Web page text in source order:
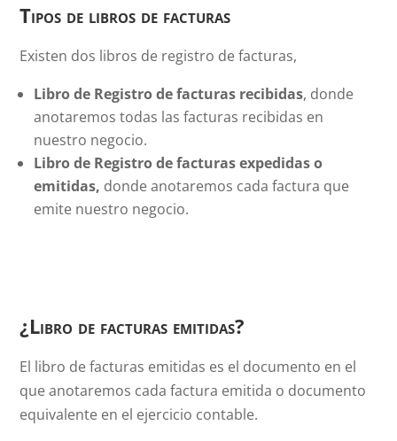
Tipos de libros de facturas
Existen dos libros de registro de facturas,
Libro de Registro de facturas recibidas, donde
anotaremos todas las facturas recibidas en
nuestro negocio.
Libro de Registro de facturas expedidas o
emitidas, donde anotaremos cada factura que
emite nuestro negocio.
¿Libro de facturas emitidas?
El libro de facturas emitidas es el documento en el
que anotaremos cada factura emitida o documento
equivalente en el ejercicio contable.